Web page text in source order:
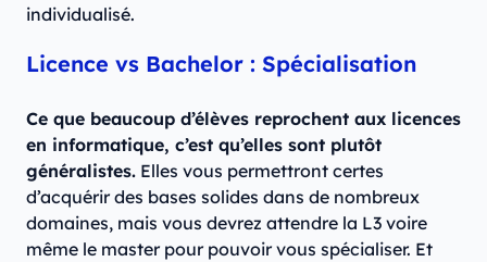
individualisé.
Licence vs Bachelor : Spécialisation
Ce que beaucoup d’élèves reprochent aux licences
en informatique, c’est qu’elles sont plutôt
généralistes. Elles vous permettront certes
d’acquérir des bases solides dans de nombreux
domaines, mais vous devrez attendre la L3 voire
même le master pour pouvoir vous spécialiser. Et